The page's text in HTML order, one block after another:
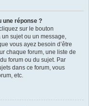
une réponse ?
sur le bouton
sujet ou un message,
vous ayez besoin d’être
chaque forum, une liste de
forum ou du sujet. Par
dans ce forum, vous
etc.